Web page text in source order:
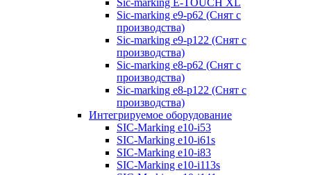
Sic-marking E-TOUCH XL
Sic-marking e9-p62 (Снят с
производства)
Sic-marking e9-p122 (Снят с
производства)
Sic-marking e8-p62 (Снят с
производства)
Sic-marking e8-p122 (Снят с
производства)
Интегрируемое оборудование
SIC-Marking e10-i53
SIC-Marking e10-i61s
SIC-Marking e10-i83
SIC-Marking e10-i113s